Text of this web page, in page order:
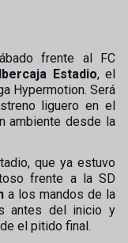
frente al FC
Ibercaja Estadio, el
Hypermotion. Será
liguero en el
ambiente desde la
que ya estuvo
frente a la SD
a los mandos de la
antes del inicio y
el pitido final.